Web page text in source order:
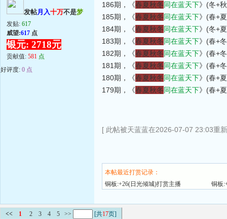
发帖月入十万不是梦
发贴: 617
威望:617 点
银元: 2718元
贡献值: 581 点
好评度: 0 点
186期，《春夏秋冬同在蓝天下》(冬+
185期，《春夏秋冬同在蓝天下》(春+
184期，《春夏秋冬同在蓝天下》(冬+
183期，《春夏秋冬同在蓝天下》(春+
182期，《春夏秋冬同在蓝天下》(春+
181期，《春夏秋冬同在蓝天下》(春+
180期，《春夏秋冬同在蓝天下》(春+
179期，《春夏秋冬同在蓝天下》(春+
[ 此帖被天蓝蓝在2026-07-07 23:03重
本帖最近打赏记录：
铜板:+26(日光倾城)打赏主播
铜板
<< 1 2 3 4 5 >> [共17页]